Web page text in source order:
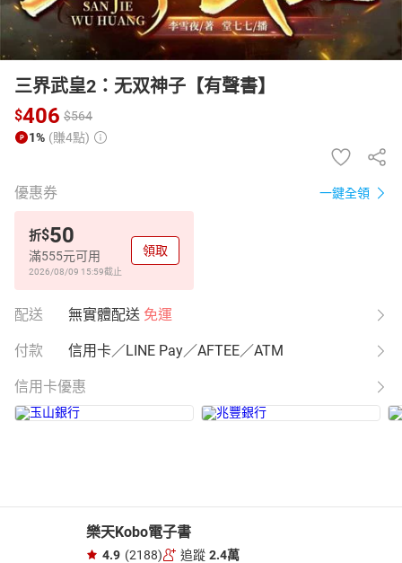
三界武皇2：无双神子【有聲書】
$406 $564
1% (賺4點)
優惠券 一鍵全領
折$50
滿555元可用
2026/08/09 15:59截止
領取
配送 無實體配送 免運
付款 信用卡／LINE Pay／AFTEE／ATM
信用卡優惠
樂天Kobo電子書
4.9 (2188) 追蹤 2.4萬